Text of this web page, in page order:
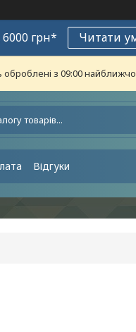
грн* Читати
з 09:00
Відгуки